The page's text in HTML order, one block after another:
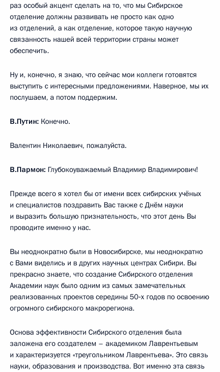
раз особый акцент сделать на то, что мы Сибирское
отделение должны развивать не просто как одно
из отделений, а как отделение, которое такую научную
связанность нашей всей территории страны может
обеспечить.
Ну и, конечно, я знаю, что сейчас мои коллеги готовятся
выступить с интересными предложениями. Наверное, мы их
послушаем, а потом поддержим.
В.Путин: Конечно.
Валентин Николаевич, пожалуйста.
В.Пармон: Глубокоуважаемый Владимир Владимирович!
Прежде всего я хотел бы от имени всех сибирских учёных
и специалистов поздравить Вас также с Днём науки
и выразить большую признательность, что этот день Вы
проводите именно у нас.
Вы неоднократно были в Новосибирске, мы неоднократно
с Вами виделись и в других научных центрах Сибири. Вы
прекрасно знаете, что создание Сибирского отделения
Академии наук было одним из самых замечательных
реализованных проектов середины 50‑х годов по освоению
огромного сибирского макрорегиона.
Основа эффективности Сибирского отделения была
заложена его создателем – академиком Лаврентьевым
и характеризуется «треугольником Лаврентьева». Это связь
науки, образования и производства. Вот именно эта связь